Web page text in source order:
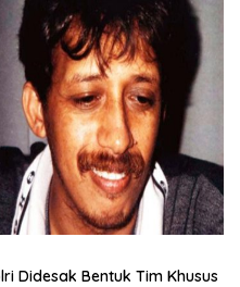
Didesak Bentuk Tim Khusus